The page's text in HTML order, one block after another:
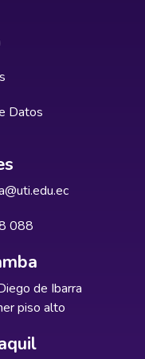
Datos
088
de Ibarra
piso alto